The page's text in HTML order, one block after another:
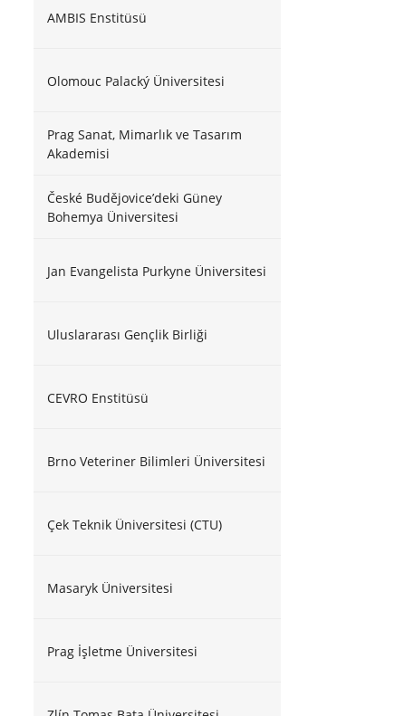
AMBIS Enstitüsü
Olomouc Palacký Üniversitesi
Prag Sanat, Mimarlık ve Tasarım
Akademisi
České Budějovice’deki Güney
Bohemya Üniversitesi
Jan Evangelista Purkyne Üniversitesi
Uluslararası Gençlik Birliği
CEVRO Enstitüsü
Brno Veteriner Bilimleri Üniversitesi
Çek Teknik Üniversitesi (CTU)
Masaryk Üniversitesi
Prag İşletme Üniversitesi